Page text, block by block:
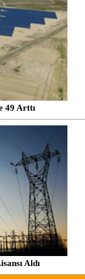
49 Arttı
Aldı